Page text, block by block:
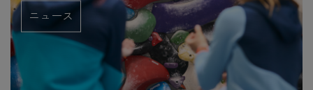
ニュース